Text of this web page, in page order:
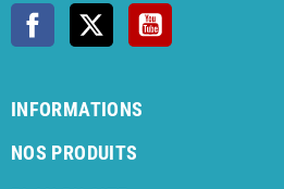
Facebook
INFORMATIONS
NOS PRODUITS